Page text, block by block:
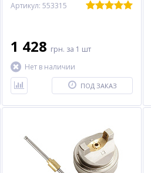
Артикул: 553315
1 428 грн. за 1 шт
Нет в наличии
ПОД ЗАКАЗ